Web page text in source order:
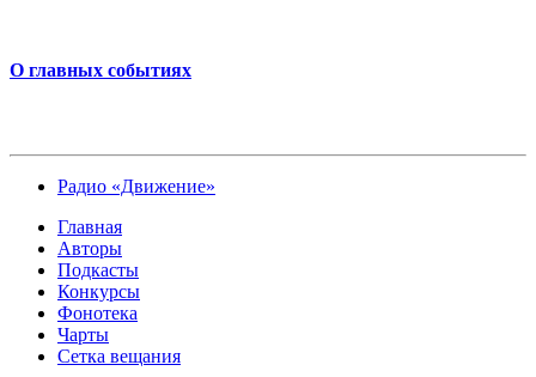
О главных событиях
Радио «Движение»
Главная
Авторы
Подкасты
Конкурсы
Фонотека
Чарты
Сетка вещания